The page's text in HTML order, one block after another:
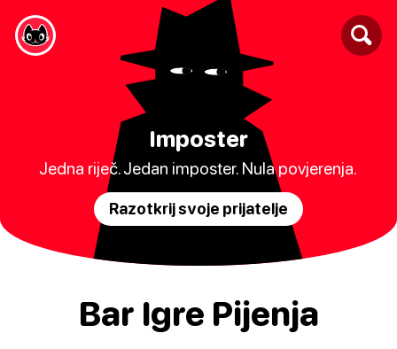
Imposter
Jedna riječ. Jedan imposter. Nula povjerenja.
Razotkrij svoje prijatelje
Bar Igre Pijenja